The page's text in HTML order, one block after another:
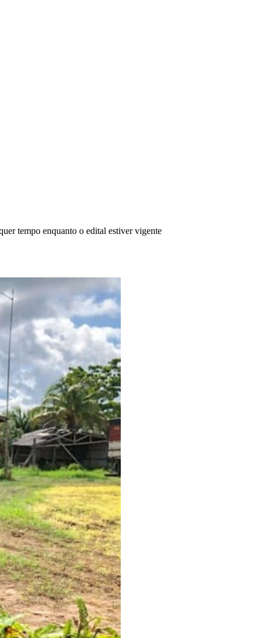
tempo enquanto o edital estiver vigente